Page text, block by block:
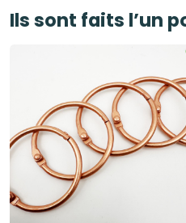
Ils sont faits l’un